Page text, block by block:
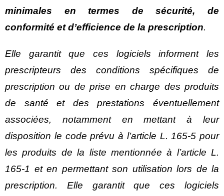
minimales en termes de sécurité, de
conformité et d’efficience de la prescription.
Elle garantit que ces logiciels informent les
prescripteurs des conditions spécifiques de
prescription ou de prise en charge des produits
de santé et des prestations éventuellement
associées, notamment en mettant à leur
disposition le code prévu à l’article L. 165-5 pour
les produits de la liste mentionnée à l’article L.
165-1 et en permettant son utilisation lors de la
prescription. Elle garantit que ces logiciels